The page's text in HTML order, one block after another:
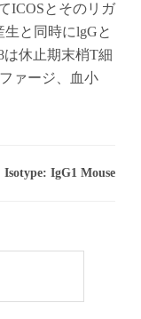
ICOSとそのリガ
と同時にlgGと
休止期末梢T細
ァージ、血小
Isotype: IgG1 Mouse